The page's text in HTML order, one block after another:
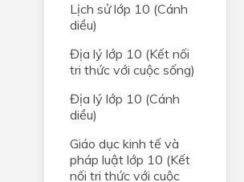
Lịch sử lớp 10 (Cánh
diều)
Địa lý lớp 10 (Kết nối
tri thức với cuộc sống)
Địa lý lớp 10 (Cánh
diều)
Giáo dục kinh tế và
pháp luật lớp 10 (Kết
nối tri thức với cuộc